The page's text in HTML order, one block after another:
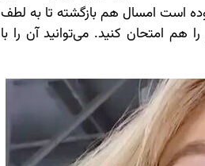
است امسال هم بازگشته تا به لطف
امتحان کنید. می‌توانید آن را با